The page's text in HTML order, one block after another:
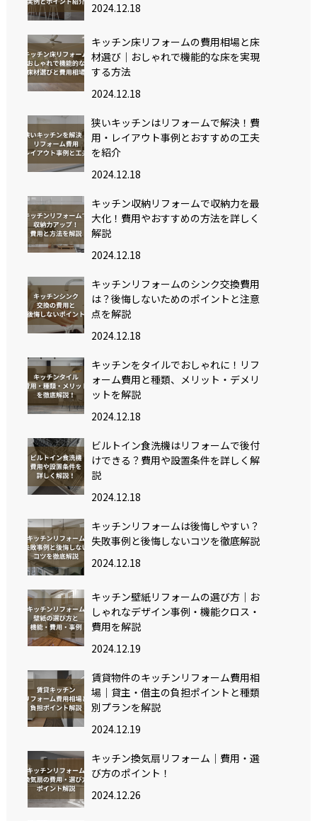
2024.12.18
キッチン床リフォームの費用相場と床
材選び｜おしゃれで機能的な床を実現
する方法
2024.12.18
狭いキッチンはリフォームで解決！費
用・レイアウト事例とおすすめの工夫
を紹介
2024.12.18
キッチン収納リフォームで収納力を最
大化！費用やおすすめの方法を詳しく
解説
2024.12.18
キッチンリフォームのシンク交換費用
は？後悔しないためのポイントと注意
点を解説
2024.12.18
キッチンをタイルでおしゃれに！リフ
ォーム費用と種類、メリット・デメリ
ットを解説
2024.12.18
ビルトイン食洗機はリフォームで後付
けできる？費用や設置条件を詳しく解
説
2024.12.18
キッチンリフォームは後悔しやすい？
失敗事例と後悔しないコツを徹底解説
2024.12.18
キッチン壁紙リフォームの選び方｜お
しゃれなデザイン事例・機能クロス・
費用を解説
2024.12.19
賃貸物件のキッチンリフォーム費用相
場｜貸主・借主の負担ポイントと種類
別プランを解説
2024.12.19
キッチン換気扇リフォーム｜費用・選
び方のポイント！
2024.12.26